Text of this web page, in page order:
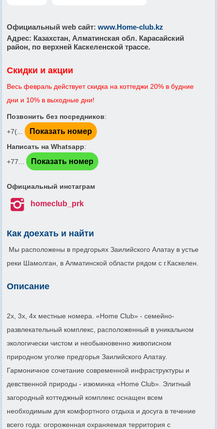
Официальный web сайт: www.Home-club.kz
Адрес: Казахстан, Алматинская обл. Карасайский
район, по верхней Каскеленской трассе.
Скидки и акции
Весь февраль действует скидка на коттеджи 20% в будние
дни и 10% в выходные дни!
Позвонить без посредников:
+7(...
Показать номер
Написать на Whatsapp:
+77...
Показать номер
Официальный инстаграм
 homeclub_prk
Как доехать и найти
Мы расположены в предгорьях Заилийского Алатау в устье
реки Шамолган, в Алматинской области рядом с г.Каскелен.
Описание
2х, 3х, 4х местные номера. «Home Club» - семейно-
развлекательный комплекс, расположенный в уникальном
экологически чистом и необыкновенно живописном
природном уголке предгорья Заилийского Алатау.
Гармоничное сочетание современной инфраструктуры и
девственной природы - изюминка «Home Club». Элитный
загородный коттеджный комплекс оснащен всем
необходимым для комфортного отдыха и досуга в течение
всего года: огороженная охраняемая территория с